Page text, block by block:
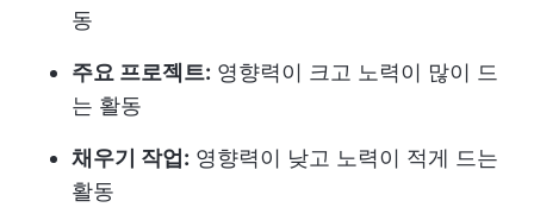
동
주요 프로젝트: 영향력이 크고 노력이 많이 드
는 활동
채우기 작업: 영향력이 낮고 노력이 적게 드는
활동